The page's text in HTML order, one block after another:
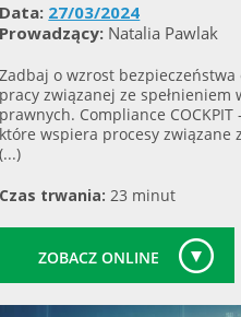
Data: 27/03/2024
Prowadzący: Natalia Pawlak
Zadbaj o wzrost
pracy związanej ze spełnieniem
prawnych. Compliance
które wspiera procesy związane
(...)
Czas trwania: 23 minut
ZOBACZ ONLINE